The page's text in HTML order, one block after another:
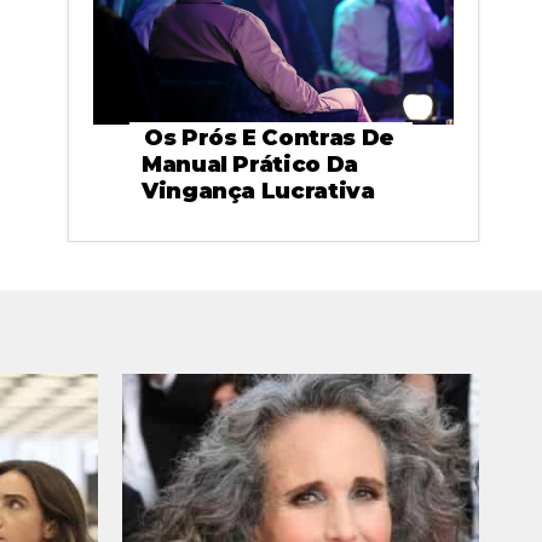
Os Prós E Contras De
Manual Prático Da
Vingança Lucrativa